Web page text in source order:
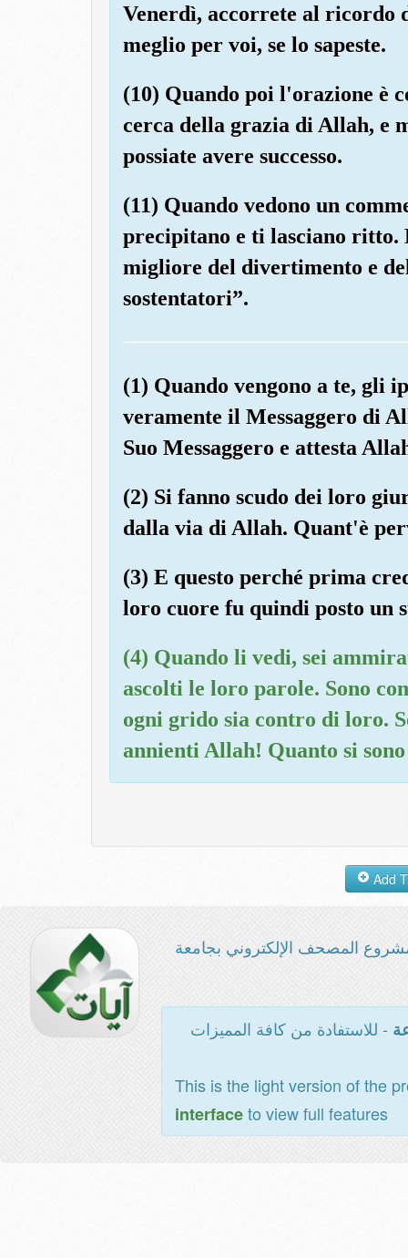
Venerdì, accorrete al ricordo
meglio per voi, se lo sapeste.
(10) Quando poi l'orazione è
cerca della grazia di Allah, e
possiate avere successo.
(11) Quando vedono un
precipitano e ti lasciano ritto.
migliore del divertimento e
sostentatori”.
(1) Quando vengono a te, gli
veramente il Messaggero di
Suo Messaggero e attesta
(2) Si fanno scudo dei loro
dalla via di Allah. Quant'è
(3) E questo perché prima
loro cuore fu quindi posto un
(4) Quando li vedi, sei
ascolti le loro parole. Sono
ogni grido sia contro di loro.
annienti Allah! Quanto si
المصحف الإلكتروني بجامعة
- للاستفادة من كافة المميزات
This is the light version of the
interfaceto view full features